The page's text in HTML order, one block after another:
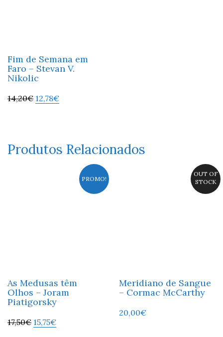
Fim de Semana em
Faro – Stevan V.
Nikolic
14,20€ 12,78€
Produtos Relacionados
PROMO!
As Medusas têm
Olhos – Joram
Piatigorsky
17,50€ 15,75€
OUT OF
STOCK
Meridiano de Sangue
– Cormac McCarthy
20,00€